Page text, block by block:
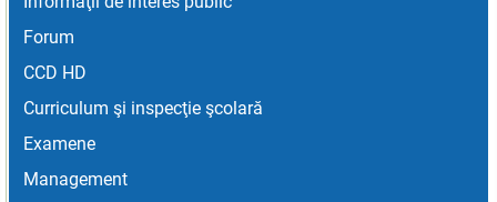
Forum
CCD HD
Curriculum şi inspecţie şcolară
Examene
Management